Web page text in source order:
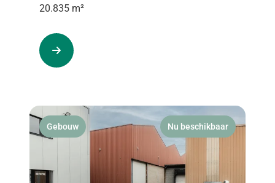
20.835 m²
Gebouw Nu beschikbaar